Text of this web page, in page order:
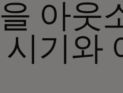
아웃
기와